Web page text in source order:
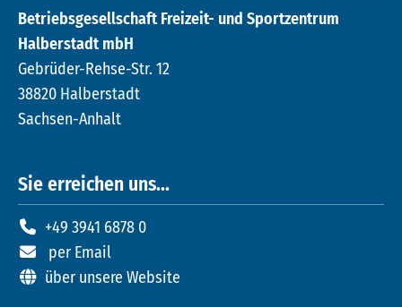
Betriebsgesellschaft Freizeit- und Sportzentrum
Halberstadt mbH
Gebrüder-Rehse-Str. 12
38820 Halberstadt
Sachsen-Anhalt
Sie erreichen uns...
+49 3941 6878 0
per Email
über unsere Website